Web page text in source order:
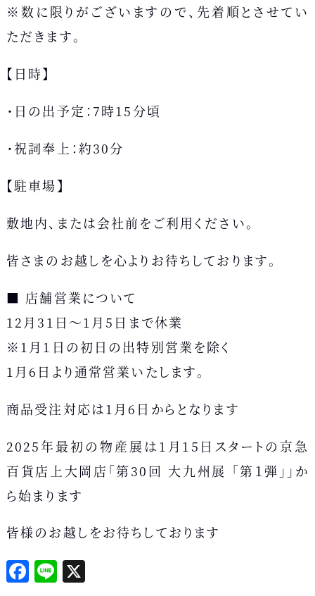
※数に限りがございますので、先着順とさせてい
ただきます。
【日時】
・日の出予定：7時15分頃
・祝詞奉上：約30分
【駐車場】
敷地内、または会社前をご利用ください。
皆さまのお越しを心よりお待ちしております。
■ 店舗営業について
12月31日〜1月5日まで休業
※1月1日の初日の出特別営業を除く
1月6日より通常営業いたします。
商品受注対応は1月6日からとなります
2025年最初の物産展は1月15日スタートの京急
百貨店上大岡店「第30回 大九州展 「第１弾」」か
ら始まります
皆様のお越しをお待ちしております
F L X